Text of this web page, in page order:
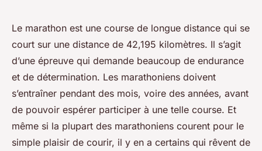
Le marathon est une course de longue distance qui se
court sur une distance de 42,195 kilomètres. Il s’agit
d’une épreuve qui demande beaucoup de endurance
et de détermination. Les marathoniens doivent
s’entraîner pendant des mois, voire des années, avant
de pouvoir espérer participer à une telle course. Et
même si la plupart des marathoniens courent pour le
simple plaisir de courir, il y en a certains qui rêvent de